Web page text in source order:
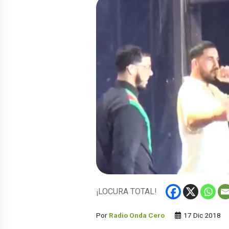
¡LOCURA TOTAL!
Por Radio Onda Cero 17 Dic 2018